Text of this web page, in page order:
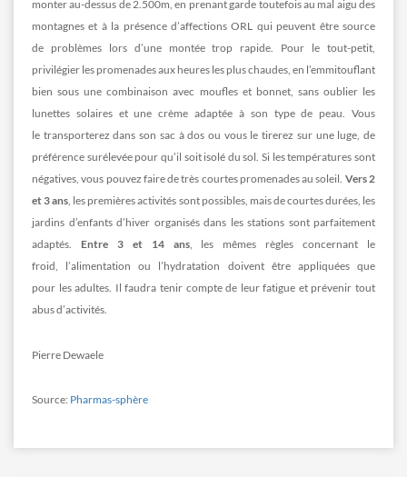
monter au-dessus de 2.500m, en prenant garde toutefois au mal aigu des
montagnes et à la présence d’affections ORL qui peuvent être source
de problèmes lors d’une montée trop rapide. Pour le tout-petit,
privilégier les promenades aux heures les plus chaudes, en l’emmitouflant
bien sous une combinaison avec moufles et bonnet, sans oublier les
lunettes solaires et une crème adaptée à son type de peau. Vous
le transporterez dans son sac à dos ou vous le tirerez sur une luge, de
préférence surélevée pour qu’il soit isolé du sol. Si les températures sont
négatives, vous pouvez faire de très courtes promenades au soleil. Vers 2
et 3 ans , les premières activités sont possibles, mais de courtes durées, les
jardins d’enfants d’hiver organisés dans les stations sont parfaitement
adaptés. Entre 3 et 14 ans, les mêmes règles concernant le
froid, l’alimentation ou l’hydratation doivent être appliquées que
pour les adultes. Il faudra tenir compte de leur fatigue et prévenir tout
abus d’activités.
Pierre Dewaele
Source: Pharmas-sphère